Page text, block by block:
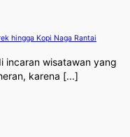
hingga Kopi Naga Rantai
incaran wisatawan yang
karena [...]